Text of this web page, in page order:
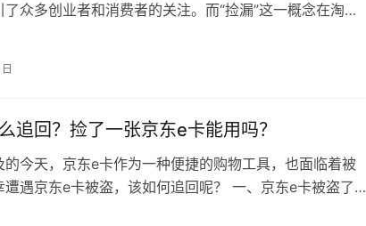
众多创业者和消费者的关注。而“捡漏”这一概念在淘宝
追回？捡了一张京东e卡能用吗？
今天，京东e卡作为一种便捷的购物工具，也面临着被
遇京东e卡被盗，该如何追回呢？ 一、京东e卡被盗了怎